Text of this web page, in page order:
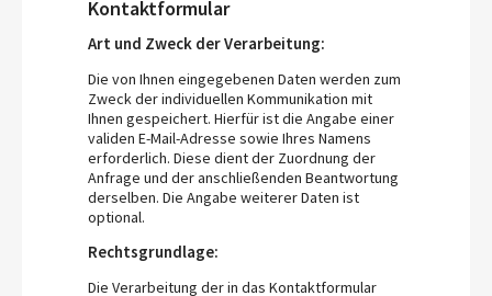
Kontaktformular
Art und Zweck der Verarbeitung:
Die von Ihnen eingegebenen Daten werden zum
Zweck der individuellen Kommunikation mit
Ihnen gespeichert. Hierfür ist die Angabe einer
validen E-Mail-Adresse sowie Ihres Namens
erforderlich. Diese dient der Zuordnung der
Anfrage und der anschließenden Beantwortung
derselben. Die Angabe weiterer Daten ist
optional.
Rechtsgrundlage:
Die Verarbeitung der in das Kontaktformular